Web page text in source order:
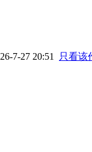
7-27 20:51
只看该